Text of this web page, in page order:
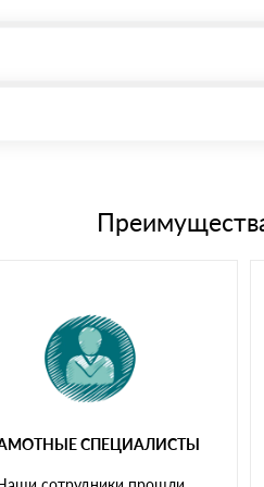
банковским картам
СПЕЦИАЛИСТЫ